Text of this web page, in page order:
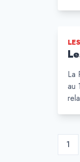
La
au
1